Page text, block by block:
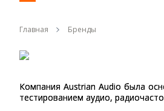
Главная Бренды
Компания Austrian Audio была
тестированием аудио,